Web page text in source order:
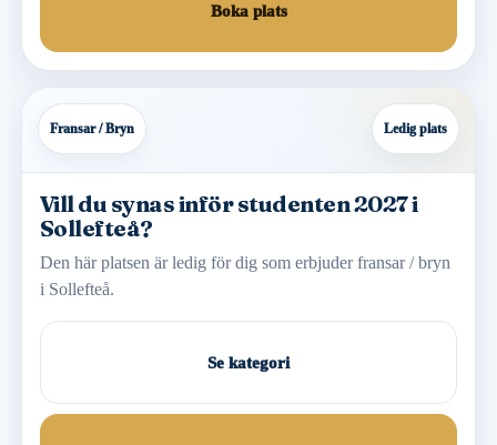
Boka plats
Fransar / Bryn Ledig plats
Vill du synas inför studenten 2027 i
Sollefteå?
Den här platsen är ledig för dig som erbjuder fransar / bryn
i Sollefteå.
Se kategori